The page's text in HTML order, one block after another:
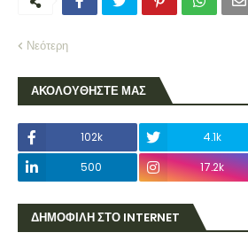
Νεότερη
ΑΚΟΛΟΥΘΗΣΤΕ ΜΑΣ
102k 4.1k
500
17.2k
ΔΗΜΟΦΙΛΗ ΣΤΟ INTERNET